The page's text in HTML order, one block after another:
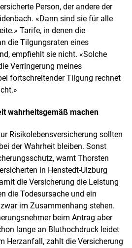
Person, der andere der
«Dann sind sie für alle
Tarife, in denen die
die Tilgungsraten eines
empfiehlt sie nicht. «Solche
Verringerung meines
fortschreitender Tilgung rechnet
wahrheitsgemäß machen
Risikolebensversicherung sollten
der Wahrheit bleiben. Sonst
warnt Thorsten
in Henstedt-Ulzburg
die Versicherung die Leistung
die Todesursache und ein
im Zusammenhang stehen.
beim Antrag aber
lange an Bluthochdruck leidet
Herzanfall, zahlt die Versicherung